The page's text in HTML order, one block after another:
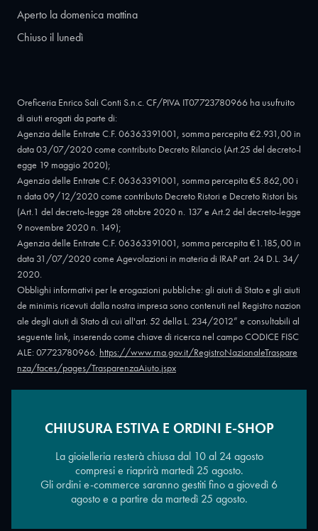
Aperto la domenica mattina
Chiuso il lunedì
Oreficeria Enrico Sali Conti S.n.c. CF/PIVA IT07723780966 ha usufruito
di aiuti erogati da parte di:
Agenzia delle Entrate C.F. 06363391001, somma percepita €2.931,00 in
data 03/07/2020 come contributo Decreto Rilancio (Art.25 del decreto-l
egge 19 maggio 2020);
Agenzia delle Entrate C.F. 06363391001, somma percepita €5.862,00 i
n data 09/12/2020 come contributo Decreto Ristori e Decreto Ristori bis
(Art.1 del decreto-legge 28 ottobre 2020 n. 137 e Art.2 del decreto-legge
9 novembre 2020 n. 149);
Agenzia delle Entrate C.F. 06363391001, somma percepita €1.185,00 in
data 31/07/2020 come Agevolazioni in materia di IRAP art. 24 D.L. 34/
2020.
Obblighi informativi per le erogazioni pubbliche: gli aiuti di Stato e gli aiuti
de minimis ricevuti dalla nostra impresa sono contenuti nel Registro nazion
ale degli aiuti di Stato di cui all'art. 52 della L. 234/2012” e consultabili al
seguente link, inserendo come chiave di ricerca nel campo CODICE FISC
ALE: 07723780966. https://www.rna.gov.it/RegistroNazionaleTraspare
nza/faces/pages/TrasparenzaAiuto.jspx
Copyright © 2026 - Oreficeria Enrico Sali Conti e C. snc - Partita IVA
CHIUSURA ESTIVA E ORDINI E-SHOP
La gioielleria resterà chiusa dal 10 al 24 agosto
compresi e riaprirà martedì 25 agosto.
Gli ordini e-commerce saranno gestiti fino a giovedì 6
agosto e a partire da martedì 25 agosto.